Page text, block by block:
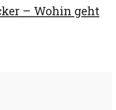
– Wohin geht